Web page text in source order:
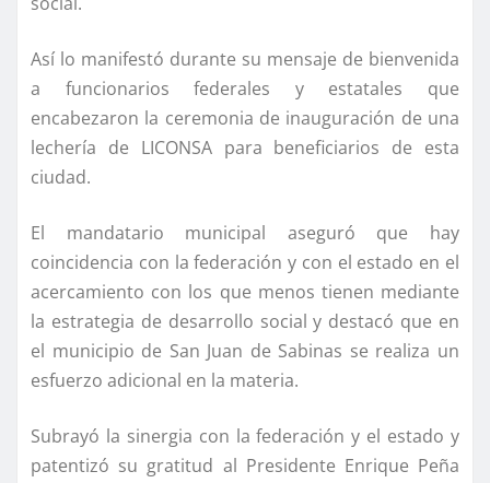
Así­ lo manifestó durante su mensaje de bienvenida
a funcionarios federales y estatales que
encabezaron la ceremonia de inauguración de una
lecherí­a de LICONSA para beneficiarios de esta
ciudad.
El mandatario municipal aseguró que hay
coincidencia con la federación y con el estado en el
acercamiento con los que menos tienen mediante
la estrategia de desarrollo social y destacó que en
el municipio de San Juan de Sabinas se realiza un
esfuerzo adicional en la materia.
Subrayó la sinergia con la federación y el estado y
patentizó su gratitud al Presidente Enrique Peña